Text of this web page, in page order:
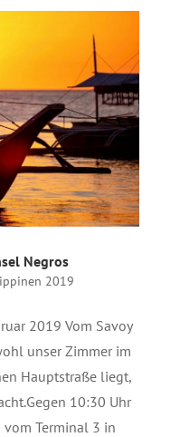
Negros
2019
2019 Vom Savoy
unser Zimmer im
Hauptstraße liegt,
10:30 Uhr
Terminal 3 in